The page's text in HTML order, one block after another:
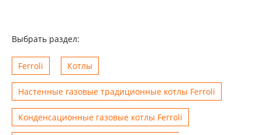
Выбрать раздел:
Ferroli Котлы
Настенные газовые традиционные котлы Ferroli
Конденсационные газовые котлы Ferroli